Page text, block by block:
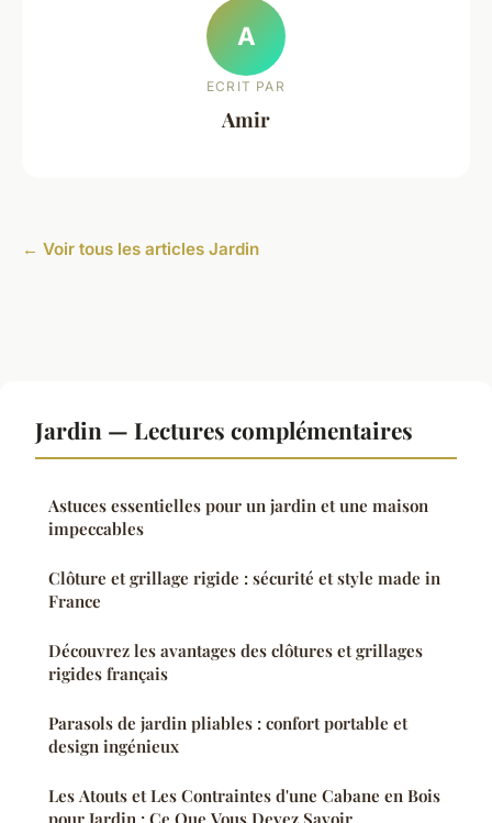
A
ECRIT PAR
Amir
← Voir tous les articles Jardin
Jardin — Lectures complémentaires
Astuces essentielles pour un jardin et une maison
impeccables
Clôture et grillage rigide : sécurité et style made in
France
Découvrez les avantages des clôtures et grillages
rigides français
Parasols de jardin pliables : confort portable et
design ingénieux
Les Atouts et Les Contraintes d'une Cabane en Bois